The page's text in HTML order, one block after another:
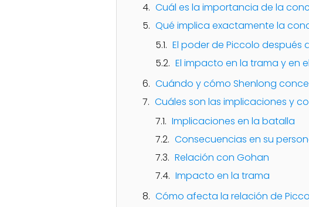
Cuál es la importancia de la
Qué implica exactamente la
El poder de Piccolo después
El impacto en la trama y en
Cuándo y cómo Shenlong
Cuáles son las implicaciones y
Implicaciones en la batalla
Consecuencias en su
Relación con Gohan
Impacto en la trama
Cómo afecta la relación de